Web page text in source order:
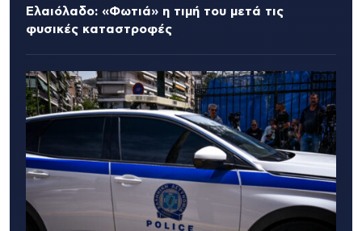
Ελαιόλαδο: «Φωτιά» η τιμή του μετά τις
φυσικές καταστροφές